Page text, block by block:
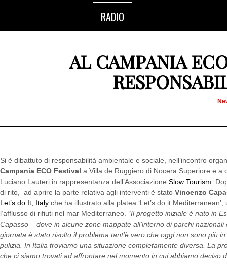
RADIO
AL CAMPANIA
Si è dibattuto di responsabilità ambientale e sociale, nell’incontro
Campania ECO Festival a Villa de Ruggiero di Nocera Superiore e a
Luciano Lauteri in rappresentanza dell’Associazione Slow Tourism.
di rito, ad aprire la parte relativa agli interventi è stato Vincenzo
Let’s do It, Italy che ha illustrato alla platea ‘Let’s do it
l’afflusso di rifiuti nel mar Mediterraneo. “Il progetto iniziale è nato in
Capasso – dove in alcune zone mappate all’interno di parchi
giornata è stato risolto il problema tant’è vero che oggi non sono più
pulizia. In Italia troviamo una situazione completamente diversa. La
che ci siamo trovati ad affrontare nel momento in cui abbiamo deciso